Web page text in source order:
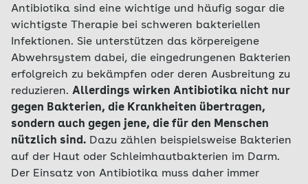
Antibiotika sind eine wichtige und häufig sogar die
wichtigste Therapie bei schweren bakteriellen
Infektionen. Sie unterstützen das körpereigene
Abwehrsystem dabei, die eingedrungenen Bakterien
erfolgreich zu bekämpfen oder deren Ausbreitung zu
reduzieren. Allerdings wirken Antibiotika nicht nur
gegen Bakterien, die Krankheiten übertragen,
sondern auch gegen jene, die für den Menschen
nützlich sind. Dazu zählen beispielsweise Bakterien
auf der Haut oder Schleimhautbakterien im Darm.
Der Einsatz von Antibiotika muss daher immer